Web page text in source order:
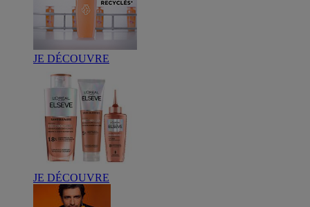
JE DÉCOUVRE
JE DÉCOUVRE